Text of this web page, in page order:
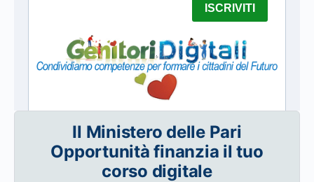
Il Ministero delle Pari
Opportunità finanzia il tuo
corso digitale